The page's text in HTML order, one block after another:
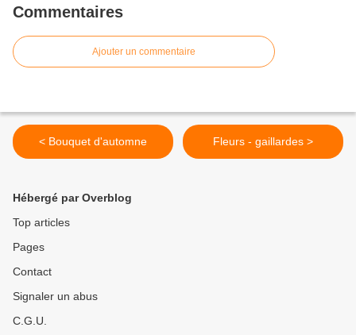
Commentaires
Ajouter un commentaire
< Bouquet d'automne Fleurs - gaillardes >
Hébergé par Overblog
Top articles
Pages
Contact
Signaler un abus
C.G.U.